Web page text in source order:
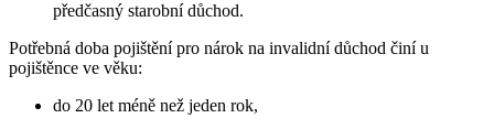
předčasný starobní důchod.
Potřebná doba pojištění pro nárok na invalidní důchod činí u
pojištěnce ve věku:
do 20 let méně než jeden rok,